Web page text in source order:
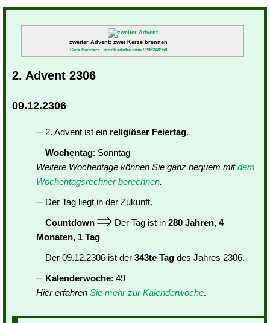
zweiter Advent: zwei Kerze brennen
Gina Sanders - stock.adobe.com / 203248968
2. Advent 2306
09.12.2306
2. Advent ist ein religiöser Feiertag.
Wochentag: Sonntag
Weitere Wochentage können Sie ganz bequem mitdem
Wochentagsrechner berechnen.
Der Tag liegt in der Zukunft.
Countdown
Der Tag ist in 280 Jahren, 4
Monaten, 1 Tag
Der 09.12.2306 ist der 343te Tag des Jahres 2306.
Kalenderwoche: 49
Hier erfahren Sie mehr zur Kalenderwoche.